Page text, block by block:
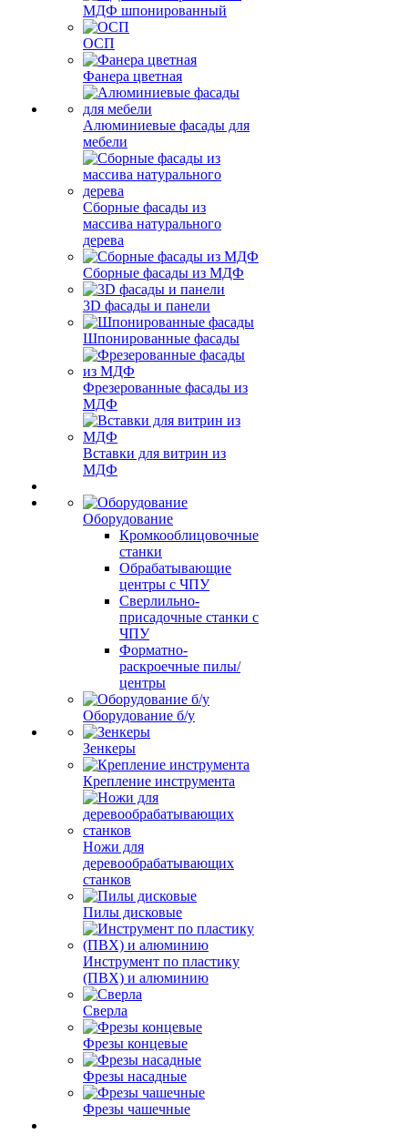
МДФ шпонированный
ОСП
Фанера цветная
Алюминиевые фасады для
мебели
Сборные фасады из
массива натурального
дерева
Сборные фасады из МДФ
3D фасады и панели
Шпонированные фасады
Фрезерованные фасады из
МДФ
Вставки для витрин из
МДФ
Оборудование
Кромкооблицовочные
станки
Обрабатывающие
центры с ЧПУ
Сверлильно-
присадочные станки с
ЧПУ
Форматно-
раскроечные пилы/
центры
Оборудование б/у
Зенкеры
Крепление инструмента
Ножи для
деревообрабатывающих
станков
Пилы дисковые
Инструмент по пластику
(ПВХ) и алюминию
Сверла
Фрезы концевые
Фрезы насадные
Фрезы чашечные